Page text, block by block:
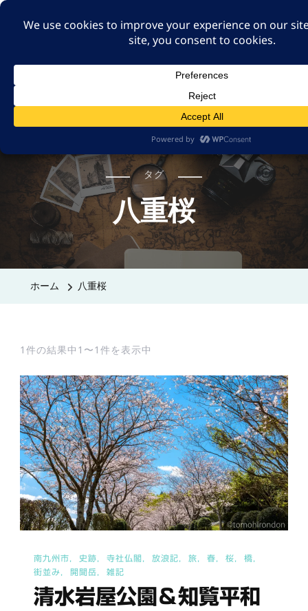
A GUT FEELING 7TH
身近な旅の記録や記憶、たまには思ったことも残そ
タグ
八重桜
ホーム 八重桜
1件の結果中1〜1件を表示中
南九州市 史跡 寺社仏閣 放浪記 旅 春 桜
橋
街並み
開聞岳 雑記
清水岩屋公園＆知覧平和